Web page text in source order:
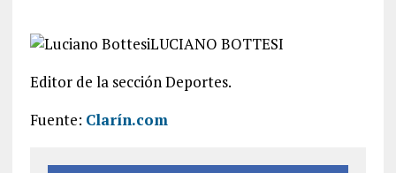
LUCIANO BOTTESI
Editor de la sección Deportes.
Fuente: Clarín.com